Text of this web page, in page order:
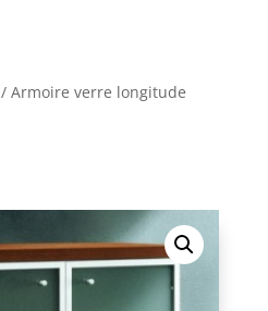
/ Armoire verre longitude